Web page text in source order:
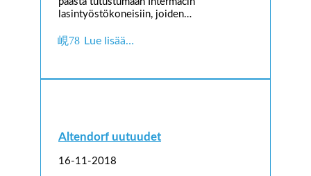
lasintyöstökoneisiin, joiden…
Lue lisää…
Altendorf uutuudet
16-11-2018